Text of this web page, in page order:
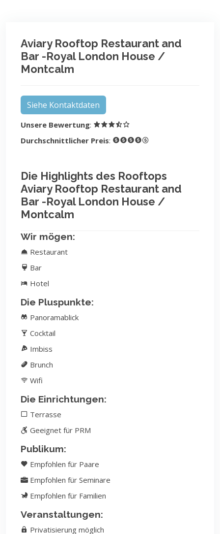
Aviary Rooftop Restaurant and
Bar -Royal London House /
Montcalm
Siehe Kontaktdaten
Unsere Bewertung:
Durchschnittlicher Preis:
Die Highlights des Rooftops
Aviary Rooftop Restaurant and
Bar -Royal London House /
Montcalm
Wir mögen:
Restaurant
Bar
Hotel
Die Pluspunkte:
Panoramablick
Cocktail
Imbiss
Brunch
Wifi
Die Einrichtungen:
Terrasse
Geeignet für PRM
Publikum:
Empfohlen für Paare
Empfohlen für Seminare
Empfohlen für Familien
Veranstaltungen:
Privatisierung möglich